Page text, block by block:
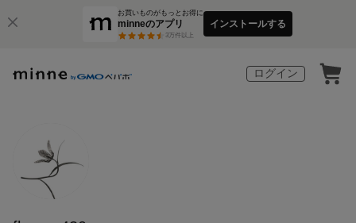
お買いものがもっとお得に
minneのアプリ
3万件以上
インストールする
ログイン